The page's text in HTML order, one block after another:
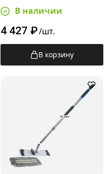
ручка 50-90см
В наличии
4 427 ₽/шт.
В корзину